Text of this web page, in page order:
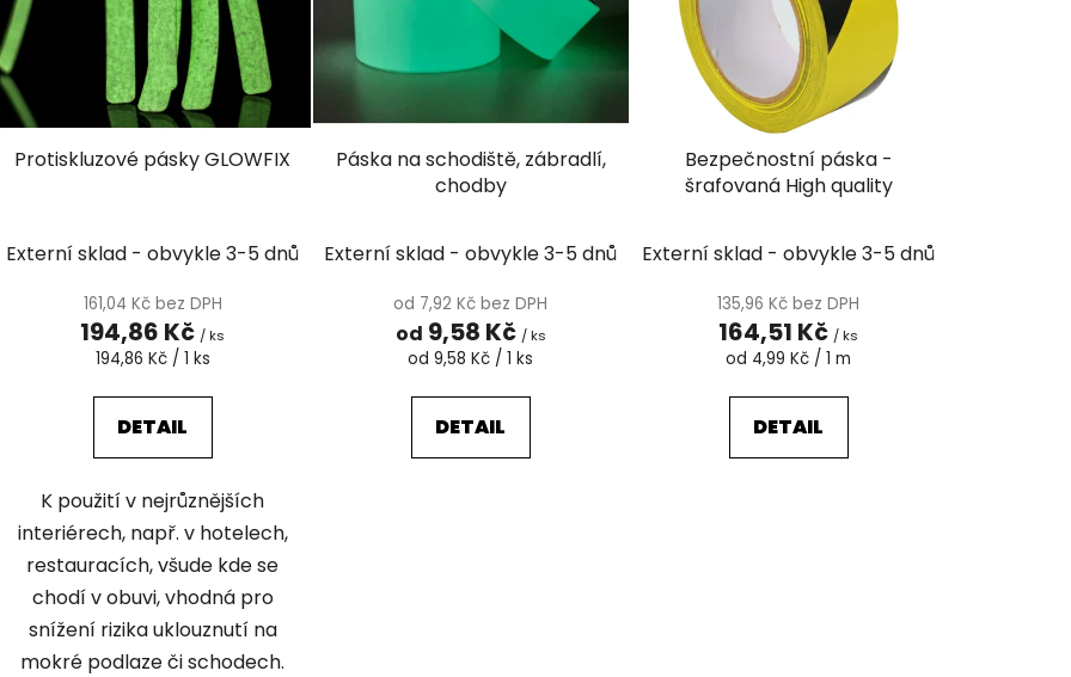
r
o
d
u
k
t
s
r
o
ů
Protiskluzové pásky GLOWFIX
Externí sklad - obvykle 3-5 dnů
161,04 Kč bez DPH
194,86 Kč / ks
Měrná
194,86 Kč / 1 ks
DETAIL
K použití v nejrůznějších
interiérech, např. v hotelech,
restauracích, všude kde se
chodí v obuvi, vhodná pro
snížení rizika uklouznutí na
mokré podlaze či schodech.
Páska na schodiště, zábradlí,
chodby
Externí sklad - obvykle 3-5 dnů
od 7,92 Kč bez DPH
od 9,58 Kč / ks
Měrná
od 9,58 Kč / 1 ks
DETAIL
Bezpečnostní páska -
šrafovaná High quality
Externí sklad - obvykle 3-5 dnů
135,96 Kč bez DPH
164,51 Kč / ks
Měrná
od 4,99 Kč / 1 m
DETAIL